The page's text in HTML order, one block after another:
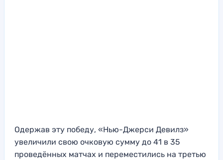
Одержав эту победу, «Нью-Джерси Девилз»
увеличили свою очковую сумму до 41 в 35
проведённых матчах и переместились на третью